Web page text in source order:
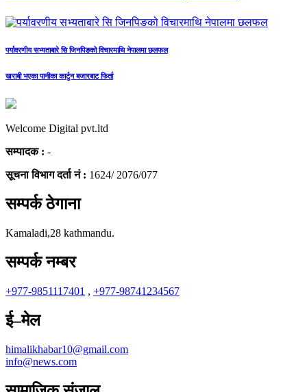
पर्यावरणीय सभ्यताबारे सि जिनपिङको विचारमाथि नेपालमा छलफल
खराबी भएका पानीका कार्टुन बजारबाट फिर्ता
Welcome Digital pvt.ltd
सम्पादक : -
सूचना विभाग दर्ता नं : 1624/ 2076/077
सम्पर्क ठेगाना
Kamaladi,28 kathmandu.
सम्पर्क नम्बर
+977-9851117401 , +977-98741234567
ई–मेल
himalikhabar10@gmail.com
info@news.com